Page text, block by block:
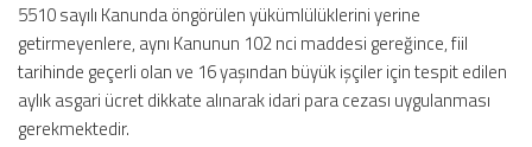
5510 sayılı Kanunda öngörülen yükümlülüklerini yerine
getirmeyenlere, aynı Kanunun 102 nci maddesi gereğince, fiil
tarihinde geçerli olan ve 16 yaşından büyük işçiler için tespit edilen
aylık asgari ücret dikkate alınarak idari para cezası uygulanması
gerekmektedir.